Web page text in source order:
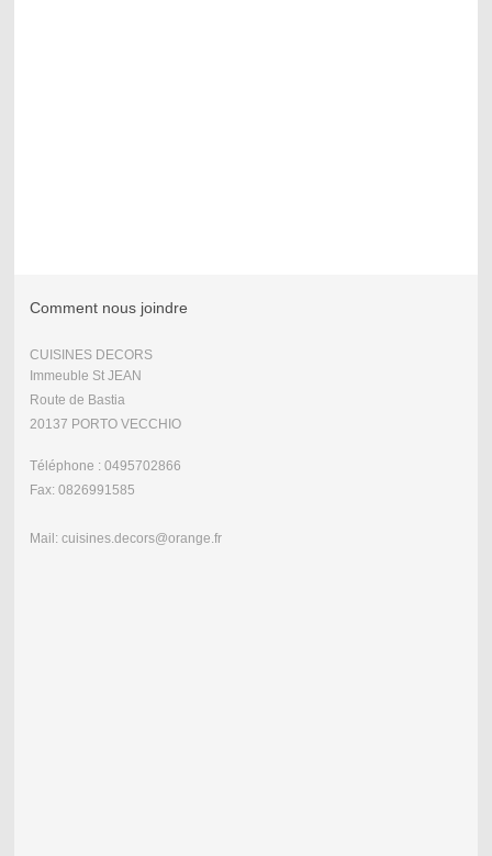
Comment nous joindre
CUISINES DECORS
Immeuble St JEAN
Route de Bastia
20137 PORTO VECCHIO
Téléphone : 0495702866
Fax: 0826991585
Mail: cuisines.decors@orange.fr